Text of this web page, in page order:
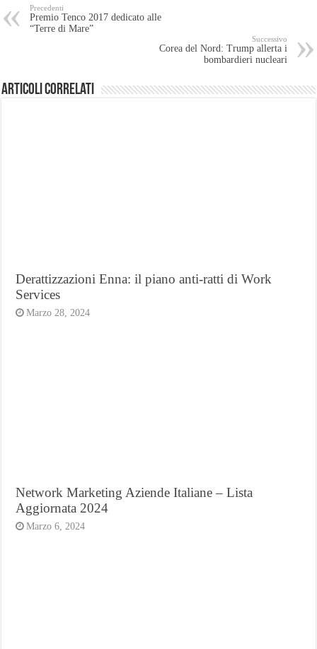
Precedenti
Premio Tenco 2017 dedicato alle
“Terre di Mare”
Successivo
Corea del Nord: Trump allerta i
bombardieri nucleari
Articoli Correlati
Derattizzazioni Enna: il piano anti-ratti di Work
Services
Marzo 28, 2024
Network Marketing Aziende Italiane – Lista
Aggiornata 2024
Marzo 6, 2024